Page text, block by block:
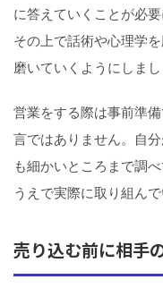
に答えていくことが必要
その上で話術や心理学
磨いていくようにしまし
営業をする際は事前準
言ではありません。自
も細かいところまで調
うえで実際に取り組んで
売り込む前に相手